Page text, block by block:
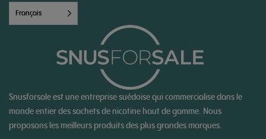
Français
Snusforsale est une entreprise suédoise qui commercialise dans le
monde entier des sachets de nicotine haut de gamme. Nous
proposons les meilleurs produits des plus grandes marques.